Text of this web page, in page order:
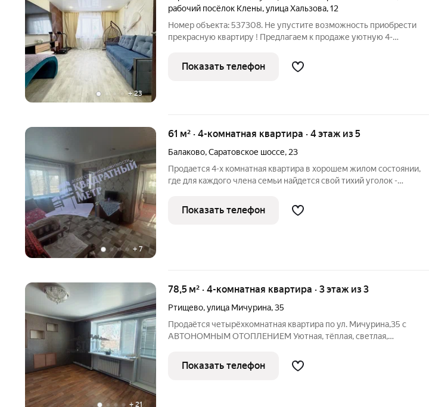
+23
рабочий посёлок Клены,улица Хальзова,12
Номер объекта: 537308. Не упустите возможность приобрести
прекрасную квартиру ! Предлагаем к продаже уютную 4-
квартиры составляет 77.30 кв.м., что обеспечивает комфортное
пространство для
Показать телефон
+ 7
61 м² · 4-комнатная квартира · 4 этаж из 5
Балаково,Саратовское шоссе, 23
Продается 4-х комнатная квартира в хорошем жилом состоянии,
где для каждого члена семьи найдется свой тихий уголок -
остеклен, трубы канализации и водоснабжения так же заменены,
Показать телефон
+ 21
78,5 м² · 4-комнатная квартира · 3 этаж из 3
Ртищево,улица Мичурина,35
Продаётся четырёхкомнатная квартира по ул. Мичурина,35 с
АВТОНОМНЫМ ОТОПЛЕНИЕМ Уютная, тёплая, светлая,
кирпичного дома. В квартире находится четыре изолированные
комнаты, просторная кухня,
Показать телефон